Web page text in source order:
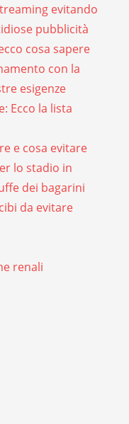
evitando
pubblicità
cosa sapere
con la
esigenze
Ecco la lista
e cosa evitare
lo stadio in
dei bagarini
da evitare
renali